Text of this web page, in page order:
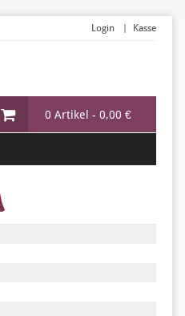
0 Artikel - 0,00 €
Login Kasse